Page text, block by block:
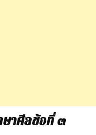
าศีลข้อที่ ๓